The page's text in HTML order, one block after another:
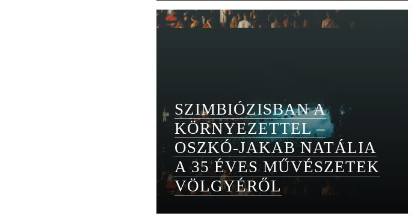
SZIMBIÓZISBAN A
KÖRNYEZETTEL –
OSZKÓ-JAKAB NATÁLIA
A 35 ÉVES MŰVÉSZETEK
VÖLGYÉRŐL